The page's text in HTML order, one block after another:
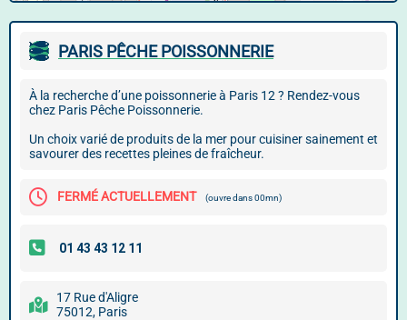
PARIS PÊCHE POISSONNERIE
À la recherche d’une poissonnerie à Paris 12 ? Rendez-vous
chez Paris Pêche Poissonnerie.
Un choix varié de produits de la mer pour cuisiner sainement et
savourer des recettes pleines de fraîcheur.
FERMÉ ACTUELLEMENT (ouvre dans 00mn)
17 Rue d'Aligre
75012, Paris